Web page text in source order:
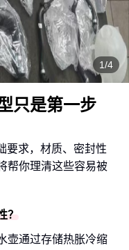
1/4
只是第一步
要求，材质、密封性
帮你理清这些容易被
？
壶通过存储热胀冷缩